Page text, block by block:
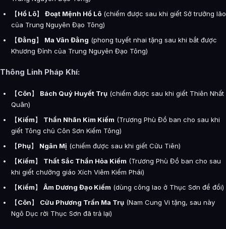
【Hồ Lô】 Đoạt Mệnh Hồ Lô (chiếm được sau khi giết Sở trưởng lão
của Trung Nguyên Đạo Tông)
【Đằng】 Ma Vân Đằng (phong tuyết nhai tặng sau khi bắt được
Khương Đỉnh của Trung Nguyên Đạo Tông)
Thông Linh Pháp Khí:
【Côn】 Bách Quỷ Huyết Trụ (chiếm được sau khi giết Thiên Nhất
Quân)
【Kiếm】 Thần Nhãn Kim Kiếm (Trương Phù Đồ ban cho sau khi
giết Tông chủ Côn Sơn Kiếm Tông)
【Phụ】 Ngân Mị (chiếm được sau khi giết Cửu Tiên)
【Kiếm】 Thất Sắc Thần Hỏa Kiếm (Trương Phù Đồ ban cho sau
khi giết chưởng giáo Xích Viêm Kiếm Phái)
【Kiếm】 Âm Dương Đạo Kiếm (dùng công lao ở Thục Sơn để đổi)
【Côn】 Cửu Phương Trấn Ma Trụ (Nam Cung Vi tặng, sau này
Ngô Dục rời Thục Sơn đã trả lại)